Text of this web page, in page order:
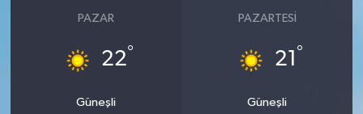
PAZAR
22°
Güneşli
PAZARTESI
21 °
Güneşli